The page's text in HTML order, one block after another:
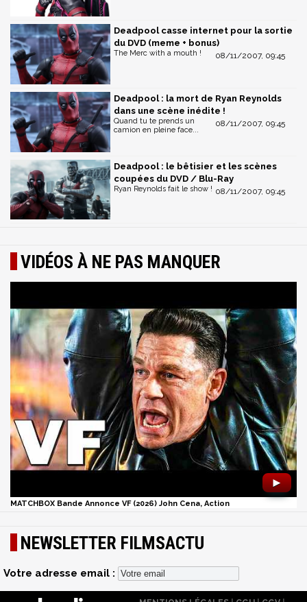
Deadpool casse internet pour la sortie
du DVD (meme + bonus)
08/11/2007, 09:45
The Merc with a mouth !
Deadpool : la mort de Ryan Reynolds
dans une scène inédite !
08/11/2007, 09:45
Quand tu te prends un
camion en pleine face...
Deadpool : le bêtisier et les scènes
coupées du DVD / Blu-Ray
08/11/2007, 09:45
Ryan Reynolds fait le show !
VIDÉOS À NE PAS MANQUER
►
MATCHBOX Bande Annonce VF (2026) John Cena, Action
NEWSLETTER FILMSACTU
Votre adresse email :